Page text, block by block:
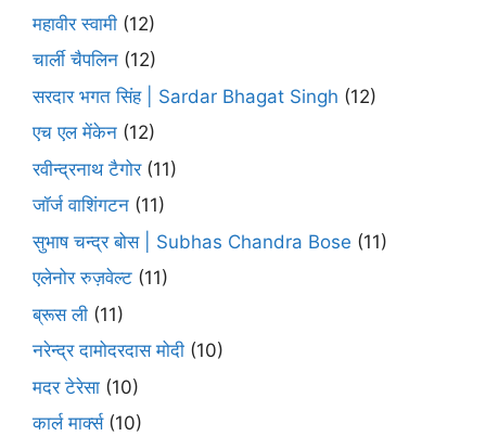
महावीर स्वामी (12)
चार्ली चैपलिन (12)
सरदार भगत सिंह | Sardar Bhagat Singh (12)
एच एल मेंकेन (12)
रवीन्द्रनाथ टैगोर(11)
जॉर्ज वाशिंगटन (11)
सुभाष चन्द्र बोस | Subhas Chandra Bose (11)
एलेनोर रुज़वेल्ट (11)
ब्रूस ली (11)
नरेन्द्र दामोदरदास मोदी (10)
मदर टेरेसा (10)
कार्ल मार्क्स(10)